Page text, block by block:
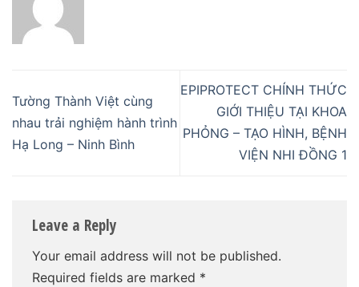
Tường Thành Việt cùng
nhau trải nghiệm hành trình
Hạ Long – Ninh Bình
EPIPROTECT CHÍNH THỨC
GIỚI THIỆU TẠI KHOA
PHỎNG – TẠO HÌNH, BỆNH
VIỆN NHI ĐỒNG 1
Leave a Reply
Your email address will not be published.
Required fields are marked *